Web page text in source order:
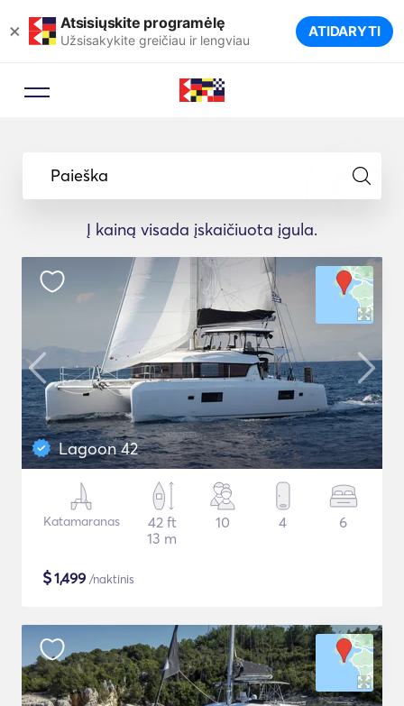
× Atsisiųskite programėlę
Užsisakykite greičiau ir lengviau ATIDARYTI
Paieška
Į kainą visada įskaičiuota įgula.
Lagoon 42
Katamaranas
42 ft
13 m
10 4 6
$1,499 /naktinis